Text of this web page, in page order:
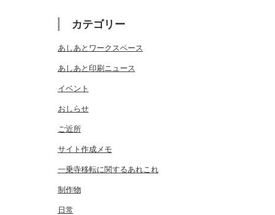
カテゴリー
あしあとワークスペース
あしあと印刷ニュース
イベント
おしらせ
ご近所
サイト作成メモ
一乗寺移転に関するあれこれ
制作物
日常